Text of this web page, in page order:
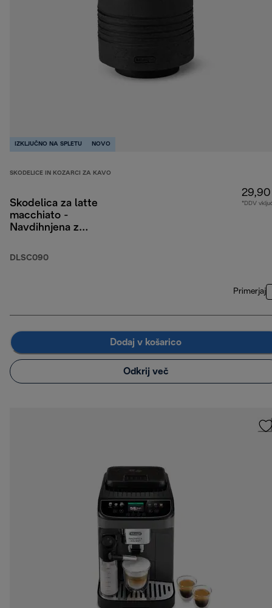
IZKLJUČNO NA SPLETU NOVO
SKODELICE IN KOZARCI ZA KAVO
Skodelica za latte
macchiato -
Navdihnjena z
DLSC090
*DDV
Primerjaj
Dodaj v košarico
Odkrij več